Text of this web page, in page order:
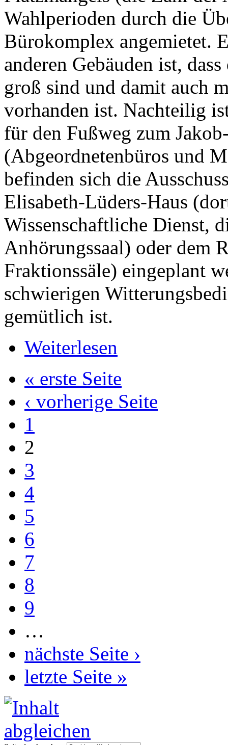
Wahlperioden durch die
Bürokomplex angemietet.
anderen Gebäuden ist,
groß sind und damit auch
vorhanden ist. Nachteilig
für den Fußweg zum
(Abgeordnetenbüros und
befinden sich die
Elisabeth-Lüders-Haus
Wissenschaftliche Dienst,
Anhörungssaal) oder dem
Fraktionssäle) eingeplant
schwierigen
gemütlich ist.
Weiterlesen
« erste Seite
‹ vorherige Seite
1
2
3
4
5
6
7
8
9
…
nächste Seite ›
letzte Seite »